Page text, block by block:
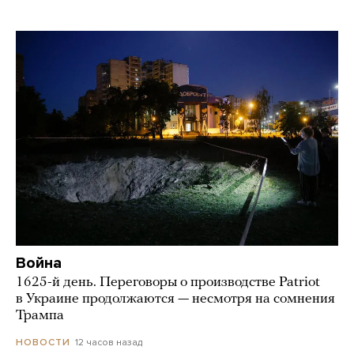
Война
1625-й день. Переговоры о производстве Patriot
в Украине продолжаются — несмотря на сомнения
Трампа
НОВОСТИ 12 часов назад